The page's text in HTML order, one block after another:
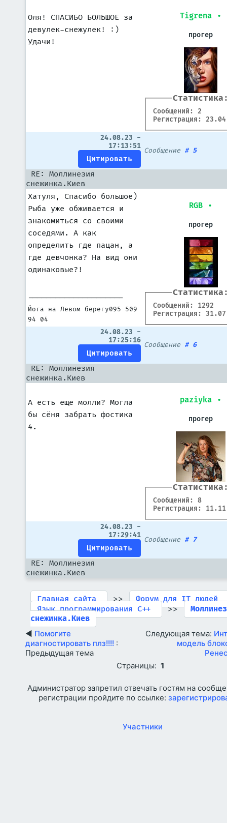
Оля! СПАСИБО БОЛЬШОЕ за
девулек-снежулек! :)
Удачи!
Tigrena •
прогер
Сообщений: 2
Регистрация:
24.08.23 -
17:13:51
Сообщение # 5
RE: Моллинезия
снежинка.Киев
Хатуля, Спасибо большое)
Рыба уже обживается и
знакомиться со своими
соседями. А как
определить где пацан, а
где девчонка? На вид они
одинаковые?!
---------------------
Йога на Левом берегу095 509
94 04
RGB •
прогер
Сообщений: 1292
Регистрация:
24.08.23 -
17:25:16
Сообщение # 6
RE: Моллинезия
снежинка.Киев
А есть еще молли? Могла
бы сёня забрать фостика
4.
paziyka •
прогер
Сообщений: 8
Регистрация:
24.08.23 -
17:29:41
Сообщение # 7
RE: Моллинезия
снежинка.Киев
Главная сайта >>
Форум для IT людей
Язык программирования C++
>>
снежинка.Киев
◄ Помогите
диагностировать плз!!!! :
Предыдущая тема
Следующая тема:
модель
Страницы:1
Администратор запретил отвечать гостям на
регистрации пройдите по ссылке:
Участники